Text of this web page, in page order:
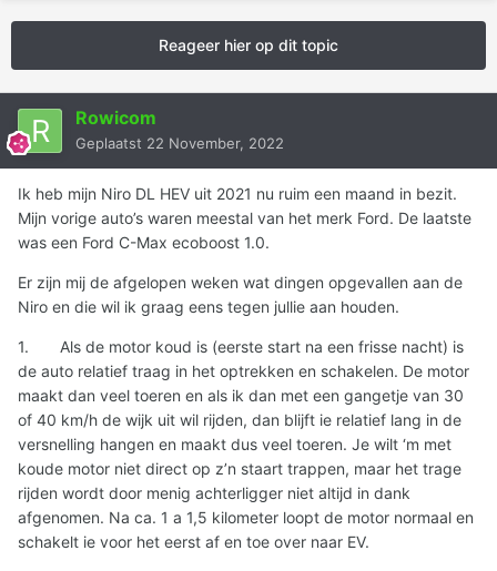
Reageer hier op dit topic
Rowicom
Geplaatst 22 November, 2022
Ik heb mijn Niro DL HEV uit 2021 nu ruim een maand in bezit.
Mijn vorige auto’s waren meestal van het merk Ford. De laatste
was een Ford C-Max ecoboost 1.0.
Er zijn mij de afgelopen weken wat dingen opgevallen aan de
Niro en die wil ik graag eens tegen jullie aan houden.
1.
Als de motor koud is (eerste start na een frisse nacht) is
de auto relatief traag in het optrekken en schakelen. De motor
maakt dan veel toeren en als ik dan met een gangetje van 30
of 40 km/h de wijk uit wil rijden, dan blijft ie relatief lang in de
versnelling hangen en maakt dus veel toeren. Je wilt ‘m met
koude motor niet direct op z’n staart trappen, maar het trage
rijden wordt door menig achterligger niet altijd in dank
afgenomen. Na ca. 1 a 1,5 kilometer loopt de motor normaal en
schakelt ie voor het eerst af en toe over naar EV.